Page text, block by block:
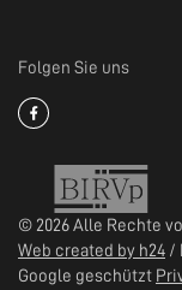
Folgen Sie uns
© 2026 Alle Rechte
Web created by h24 /
Google geschützt